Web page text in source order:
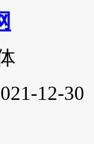
12-30